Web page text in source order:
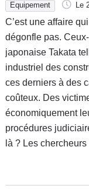
Equipement Le
C’est une affaire
dégonfle pas.
japonaise Takata
industriel des
ces derniers à des
coûteux. Des
économiquement
procédures
là ? Les